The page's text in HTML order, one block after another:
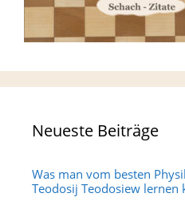
Neueste Beiträge
Was man vom besten
Teodosij Teodosiew lernen